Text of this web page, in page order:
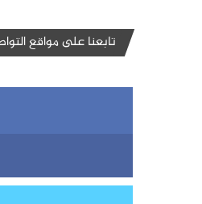
تابعنا على مواقع